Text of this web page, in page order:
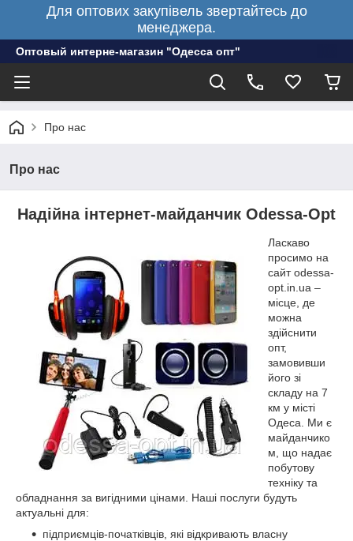
Для оптових закупівель звертайтесь до
менеджера.
Оптовый интерне-магазин "Одесса опт"
Про нас
Про нас
Надійна інтернет-майданчик Odessa-Opt
Ласкаво
просимо на
сайт odessa-
opt.in.ua –
місце, де
можна
здійснити
опт,
замовивши
його зі
складу на 7
км у місті
Одеса. Ми є
майданчико
м, що надає
побутову
техніку та
обладнання за вигідними цінами. Наші послуги будуть
актуальні для:
підприємців-початківців, які відкривають власну